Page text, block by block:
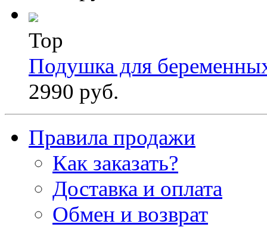
Top
Подушка для
2990 руб.
Правила продажи
Как заказать?
Доставка и оплата
Обмен и возврат